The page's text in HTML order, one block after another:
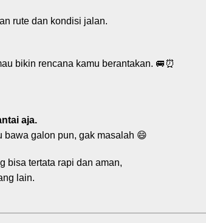
rute dan kondisi jalan.
bikin rencana kamu berantakan. 🚐⏰
aja.
galon pun, gak masalah 😄
bisa tertata rapi dan aman,
lain.